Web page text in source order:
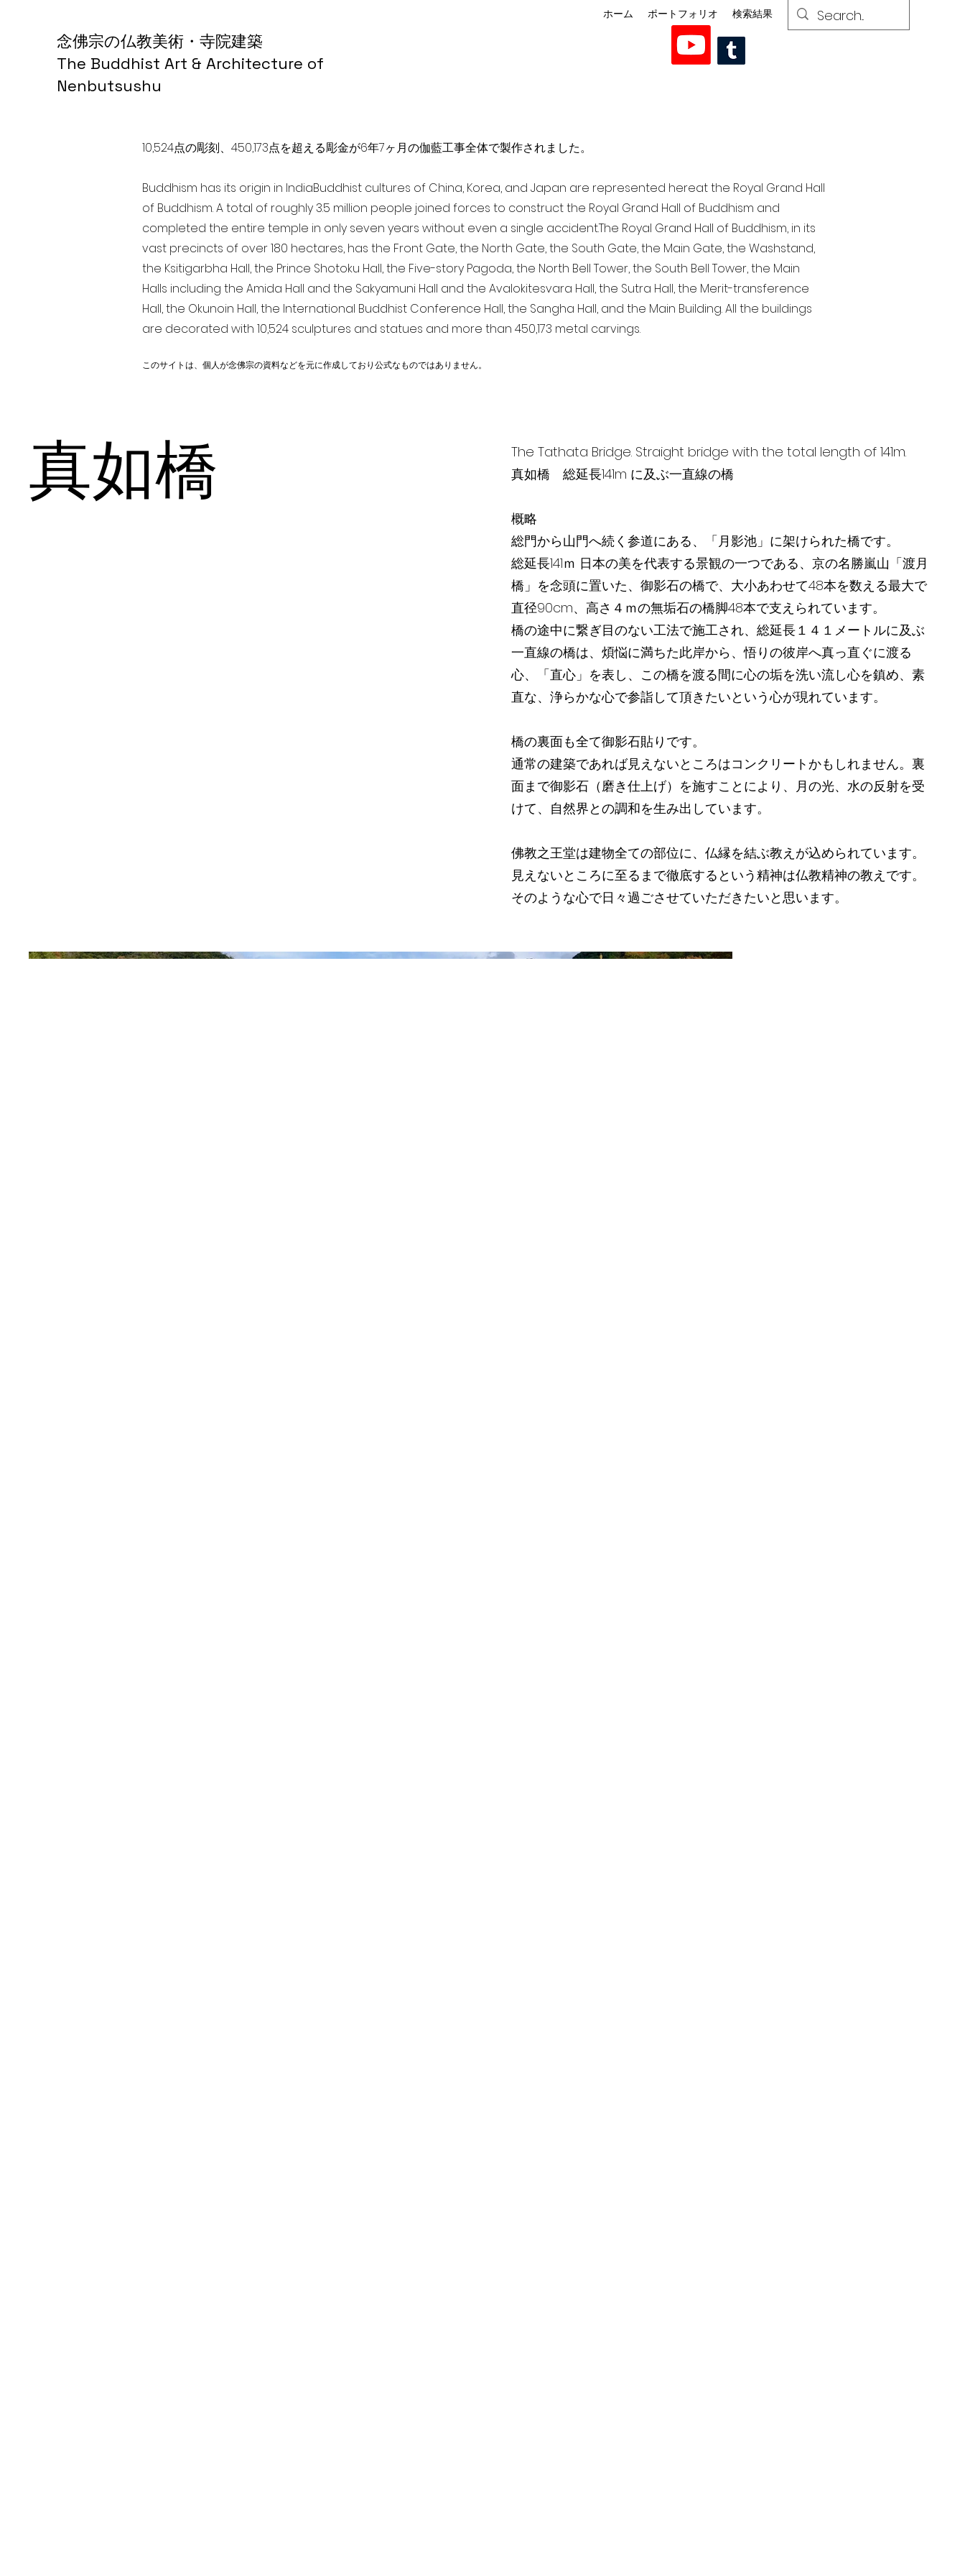
念佛宗の仏教美術・寺院建築
The Buddhist Art & Architecture of
Nenbutsushu
ホーム ポートフォリオ 検索結果
10,524点の彫刻、450,173点を超える彫金が6年7ヶ月の伽藍工事全体で製作されました。
Buddhism has its origin in India Buddhist cultures of China, Korea, and Japan are represented here at the Royal Grand Hall
of Buddhism. A total of roughly 3.5 million people joined forces to construct the Royal Grand Hall of Buddhism and
completed the entire temple in only seven years without even a single accident. The Royal Grand Hall of Buddhism, in its
vast precincts of over 180 hectares, has the Front Gate, the North Gate, the South Gate, the Main Gate, the Washstand,
the Ksitigarbha Hall, the Prince Shotoku Hall, the Five-story Pagoda, the North Bell Tower, the South Bell Tower, the Main
Halls including the Amida Hall and the Sakyamuni Hall and the Avalokitesvara Hall, the Sutra Hall, the Merit-transference
Hall, the Okunoin Hall, the International Buddhist Conference Hall, the Sangha Hall, and the Main Building. All the buildings
are decorated with 10,524 sculptures and statues and more than 450,173 metal carvings.
このサイトは、個人が念佛宗の資料などを元に作成しており公式なものではありません。
真如橋
The Tathata Bridge. Straight bridge with the total length of 141m.
真如橋 総延長141m に及ぶ一直線の橋
概略
総門から山門へ続く参道にある、「月影池」に架けられた橋です。
総延長141ｍ 日本の美を代表する景観の一つである、京の名勝嵐山「渡月
橋」を念頭に置いた、御影石の橋で、大小あわせて48本を数える最大で
直径90cm、高さ４ｍの無垢石の橋脚48本で支えられています。
橋の途中に繋ぎ目のない工法で施工され、総延長１４１メートルに及ぶ
一直線の橋は、煩悩に満ちた此岸から、悟りの彼岸へ真っ直ぐに渡る
心、「直心」を表し、この橋を渡る間に心の垢を洗い流し心を鎮め、素
直な、浄らかな心で参詣して頂きたいという心が現れています。
橋の裏面も全て御影石貼りです。
通常の建築であれば見えないところはコンクリートかもしれません。裏
面まで御影石（磨き仕上げ）を施すことにより、月の光、水の反射を受
けて、自然界との調和を生み出しています。
佛教之王堂は建物全ての部位に、仏縁を結ぶ教えが込められています。
見えないところに至るまで徹底するという精神は仏教精神の教えです。
そのような心で日々過ごさせていただきたいと思います。